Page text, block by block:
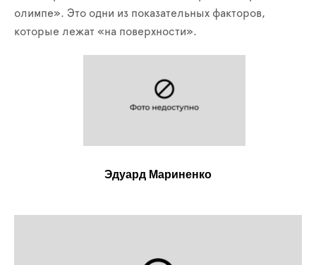
олимпе». Это одни из показательных факторов,
которые лежат «на поверхности».
Эдуард Мариненко